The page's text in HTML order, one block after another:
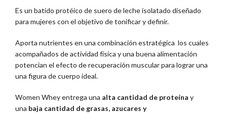
$24.390.$19.990.
Es un batido protéico de suero de leche isolatado diseñado
para mujeres con el objetivo de tonificar y definir.
Aporta nutrientes en una combinación estratégica los cuales
acompañados de actividad física y una buena alimentación
potencian el efecto de recuperación muscular para lograr una
una figura de cuerpo ideal.
Women Whey entrega una alta cantidad de proteína y
una baja cantidad de grasas, azucares y